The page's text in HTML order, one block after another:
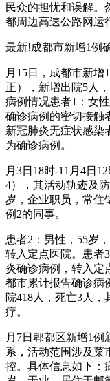
民众的担忧和误解。
都周边高速公路网运
最新!成都市新增1例
月15日，成都市新
正），新增出院5人
病例情况患者1：女
确诊病例的密切接触
新冠肺炎无症状感染
为确诊病例。
月3日18时-11月4日
4），其活动轨迹及
岁，企业职员，常住
例2的同事。
患者2：男性，55岁
转入定点医院。患者
炎确诊病例，转入定
都市累计报告确诊病
院418人，死亡3人
疗。
月7日郫都区新增1
系，活动范围涉及菜
控。具体信息如下：